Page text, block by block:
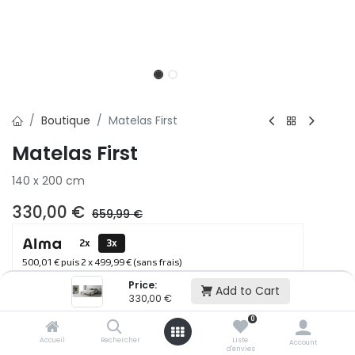
Price:
330,00 € Add to Cart
Accueil Rechercher
0
Liste
d'envies
Account
Boutique Matelas First
Matelas First
140 x 200 cm
330,00 € 659,99€
2x
3x
500,01 € puis 2 x 499,99 € (sans frais)
Ajouter au panier